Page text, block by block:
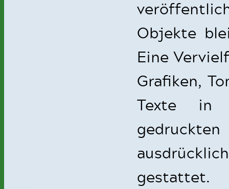
Objekte
Eine
Grafiken,
Texte in
gestattet.